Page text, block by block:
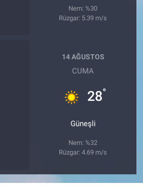
Nem: %30
Rüzgar: 5.39 m/s
14 AĞUSTOS
CUMA
28°
Güneşli
Nem: %32
Rüzgar: 4.69 m/s